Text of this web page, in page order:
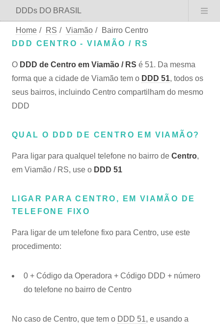
DDDs DO BRASIL
Home / RS / Viamão /
Bairro Centro
DDD CENTRO - VIAMÃO / RS
O DDD de Centro em Viamão / RS é 51. Da mesma
forma que a cidade de Viamão tem o DDD 51, todos os
seus bairros, incluindo Centro compartilham do mesmo
DDD
QUAL O DDD DE CENTRO EM VIAMÃO?
Para ligar para qualquel telefone no bairro de Centro,
em Viamão / RS, use o DDD 51
LIGAR PARA CENTRO, EM VIAMÃO DE
TELEFONE FIXO
Para ligar de um telefone fixo para Centro, use este
procedimento:
0 + Código da Operadora + Código DDD + número
do telefone no bairro de Centro
No caso de Centro, que tem o DDD 51, e usando a